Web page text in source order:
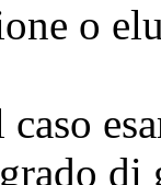
o
grado